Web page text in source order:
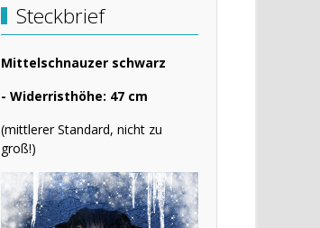
Steckbrief
Mittelschnauzer schwarz
- Widerristhöhe: 47 cm
(mittlerer Standard, nicht zu
groß!)